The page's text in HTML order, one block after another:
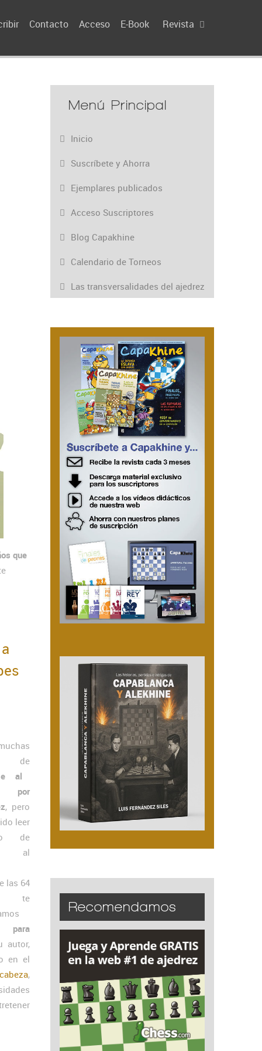
Contacto Acceso E-Book Revista
que
de
al
por
, pero
leer
de
al
las 64
te
para
autor,
en el
,
Menú Principal
Inicio
Suscríbete y Ahorra
Ejemplares publicados
Acceso Suscriptores
Blog Capakhine
Calendario de Torneos
Las transversalidades del ajedrez
Recomendamos